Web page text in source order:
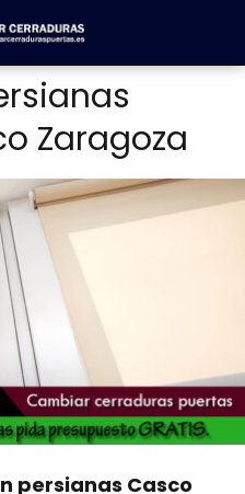
Zaragoza
persianas Casco